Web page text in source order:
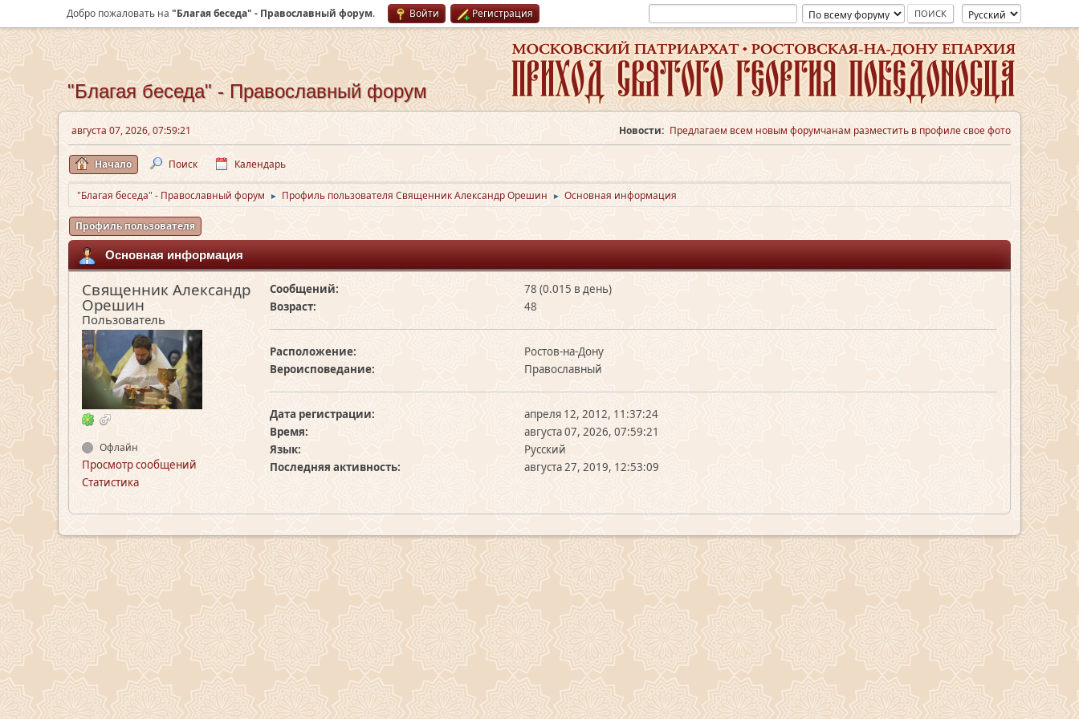
Добро пожаловать на "Благая беседа" - Православный форум. Войти Регистрация
"Благая беседа" - Православный форум
августа 07, 2026, 07:59:21 Новости: Предлагаем всем новым форумчанам разместить в профиле свое фото
Начало Поиск Календарь
"Благая беседа" - Православный форум ► Профиль пользователя Священник Александр Орешин ► Основная информация
Профиль пользователя
Основная информация
Священник Александр
Орешин
Пользователь
Офлайн
Просмотр сообщений
Статистика
Сообщений:
78 (0.015 в день)
Возраст:
48
Расположение:
Ростов-на-Дону
Вероисповедание:
Православный
Дата регистрации:
апреля 12, 2012, 11:37:24
Время:
августа 07, 2026, 07:59:21
Язык:
Русский
Последняя активность:
августа 27, 2019, 12:53:09